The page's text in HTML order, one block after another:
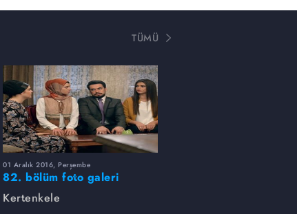
TÜMÜ
01 Aralık 2016, Perşembe
82. bölüm foto galeri
Kertenkele